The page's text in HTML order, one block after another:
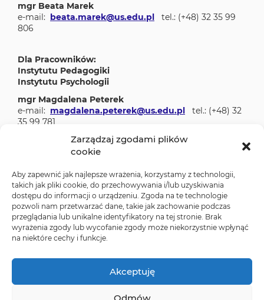
Zarządzaj zgodami plików
cookie
Aby zapewnić jak najlepsze wrażenia, korzystamy z technologii,
takich jak pliki cookie, do przechowywania i/lub uzyskiwania
dostępu do informacji o urządzeniu. Zgoda na te technologie
pozwoli nam przetwarzać dane, takie jak zachowanie podczas
przeglądania lub unikalne identyfikatory na tej stronie. Brak
wyrażenia zgody lub wycofanie zgody może niekorzystnie wpłynąć
na niektóre cechy i funkcje.
Akceptuję
Odmów
mgr Beata Marek
e-mail: beata.marek@us.edu.pl tel.: (+48) 32 35 99
806
Dla Pracowników:
Instytutu Pedagogiki
Instytutu Psychologii
mgr Magdalena Peterek
e-mail: magdalena.peterek@us.edu.pl tel.: (+48) 32
35 99 781
lic. Agnieszka Wiechowska
agnieszka.wiechowska@us.edu.pl
tel.: (+48)
Wyświetl większą mapę
FacebookTwitter InstagramYouTube US
ZAPYTAJ BIBLIOTEKARZA
ZAPROPONUJ KSIĄŻKĘ